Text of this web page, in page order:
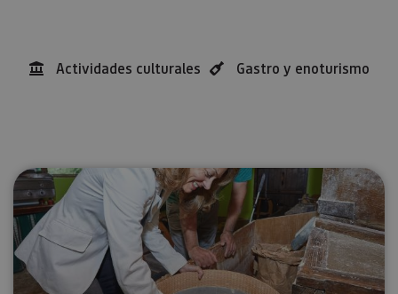
Actividades culturales Gastro y enoturismo